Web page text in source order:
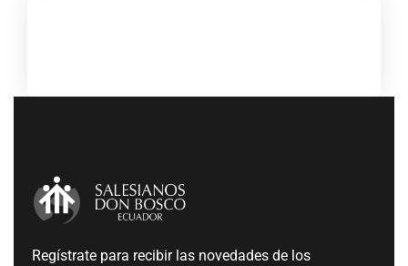
Regístrate para recibir las novedades de los